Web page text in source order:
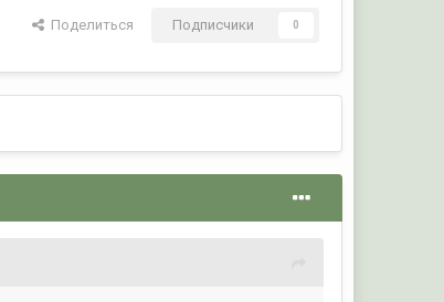
Поделиться Подписчики 0